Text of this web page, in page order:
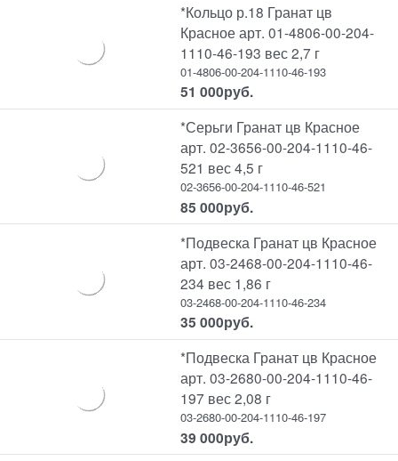
*Кольцо р.18 Гранат цв
Красное арт. 01-4806-00-204-
1110-46-193 вес 2,7 г
01-4806-00-204-1110-46-193
51 000руб.
*Серьги Гранат цв Красное
арт. 02-3656-00-204-1110-46-
521 вес 4,5 г
02-3656-00-204-1110-46-521
85 000руб.
*Подвеска Гранат цв Красное
арт. 03-2468-00-204-1110-46-
234 вес 1,86 г
03-2468-00-204-1110-46-234
35 000руб.
*Подвеска Гранат цв Красное
арт. 03-2680-00-204-1110-46-
197 вес 2,08 г
03-2680-00-204-1110-46-197
39 000руб.